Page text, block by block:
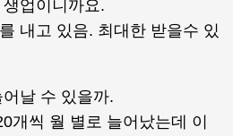
업이니까요.
내고 있음. 최대한 받을수 있
날 수 있을까.
개씩 월 별로 늘어났는데 이